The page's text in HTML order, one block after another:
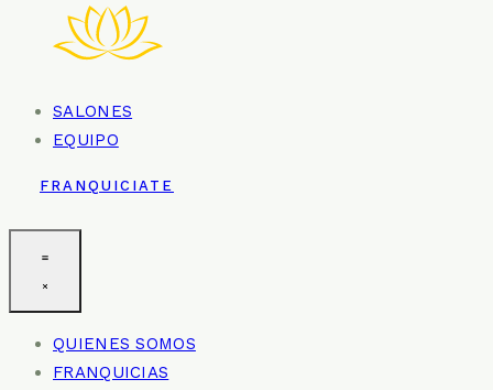
SALONES
EQUIPO
FRANQUICIATE
QUIENES SOMOS
FRANQUICIAS